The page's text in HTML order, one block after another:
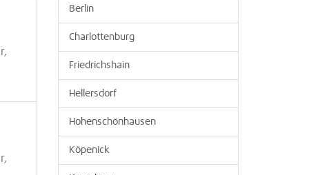
Berlin
Charlottenburg
Friedrichshain
Hellersdorf
Hohenschönhausen
Köpenick